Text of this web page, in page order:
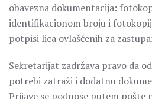
obavezna dokumentacija:
identifikacionom broju i
potpisi lica ovlašćenih za
Sekretarijat zadržava pravo da
potrebi zatraži i dodatnu
Prijave se podnose putem pošte